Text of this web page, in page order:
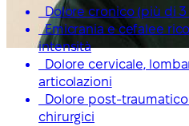
Dolore cronico (più di 3
Emicrania e cefalee
intensità
Dolore cervicale,
articolazioni
Dolore post-
chirurgici